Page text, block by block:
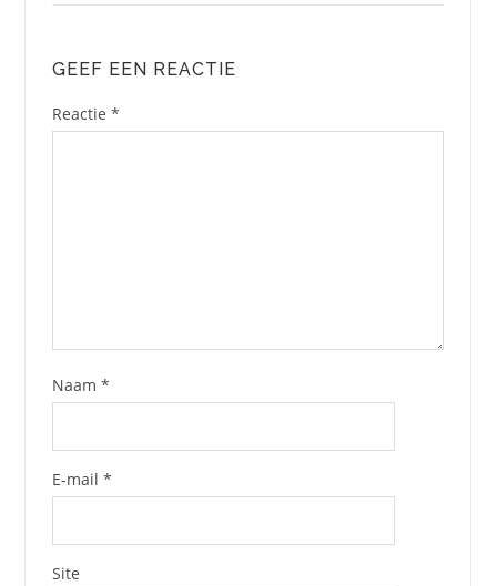
GEEF EEN REACTIE
Reactie *
Naam *
E-mail *
Site